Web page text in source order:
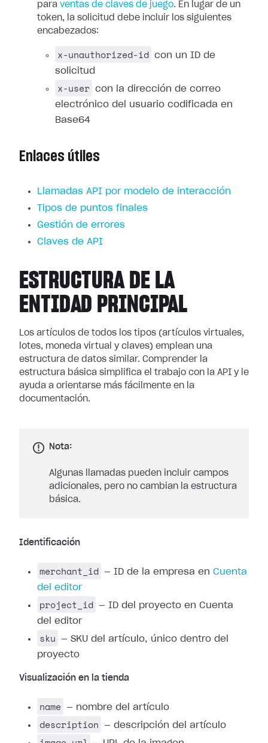
para ventas de claves de juego. En lugar de un
token, la solicitud debe incluir los siguientes
encabezados:
x-unauthorized-id con un ID de
solicitud
x-user con la dirección de correo
electrónico del usuario codificada en
Base64
Enlaces útiles
Llamadas API por modelo de interacción
Tipos de puntos finales
Gestión de errores
Claves de API
ESTRUCTURA DE LA
ENTIDAD PRINCIPAL
Los artículos de todos los tipos (artículos virtuales,
lotes, moneda virtual y claves) emplean una
estructura de datos similar. Comprender la
estructura básica simplifica el trabajo con la API y le
ayuda a orientarse más fácilmente en la
documentación.
Nota:
Algunas llamadas pueden incluir campos
adicionales, pero no cambian la estructura
básica.
Identificación
merchant_id — ID de la empresa en Cuenta
del editor
project_id
— ID del proyecto en Cuenta
del editor
sku
— SKU del artículo, único dentro del
proyecto
Visualización en la tienda
name — nombre del artículo
description — descripción del artículo